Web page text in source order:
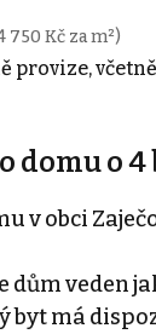
750 Kč za m²)
provize,
domu o
v obci
veden
byt má